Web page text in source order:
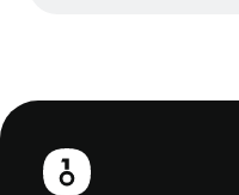
পাদলেখ